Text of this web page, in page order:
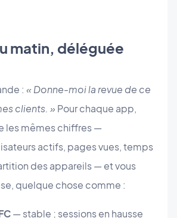
matin, déléguée
: « Donne-moi la revue de ce
clients. » Pour chaque app,
les mêmes chiffres —
actifs, pages vues, temps
des appareils — et vous
quelque chose comme :
— stable ; sessions en hausse